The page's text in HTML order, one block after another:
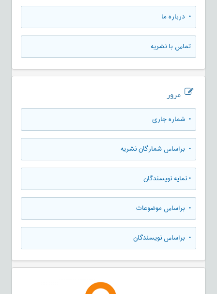
• درباره ما
تماس با نشریه
مرور
• شماره جاری
• براساس شمارگان نشریه
•نمایه نویسندگان
• براساس موضوعات
• براساس نویسندگان